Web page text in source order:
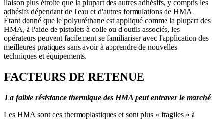
liaison plus étroite que la plupart des autres adhésifs, y compris les
adhésifs dépendant de l'eau et d'autres formulations de HMA.
Étant donné que le polyuréthane est appliqué comme la plupart des
HMA, à l'aide de pistolets à colle ou d'outils associés, les
opérateurs peuvent facilement se familiariser avec l'application des
meilleures pratiques sans avoir à apprendre de nouvelles
techniques et équipements.
FACTEURS DE RETENUE
La faible résistance thermique des HMA peut entraver le marché
Les HMA sont des thermoplastiques et sont plus « fragiles » à